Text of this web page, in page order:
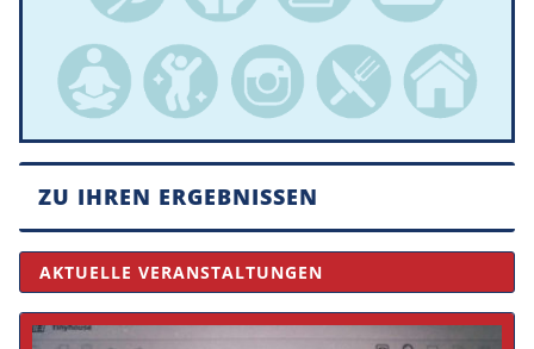
ZU IHREN ERGEBNISSEN
AKTUELLE VERANSTALTUNGEN